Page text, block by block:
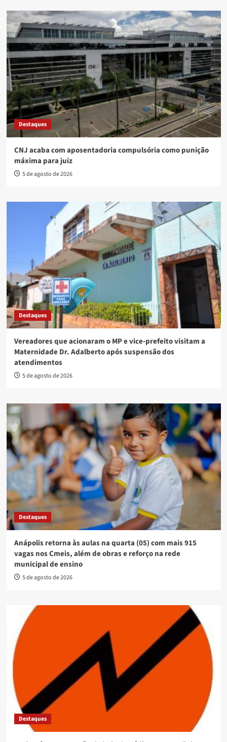
Destaques
CNJ acaba com aposentadoria compulsória como punição
máxima para juiz
5 de agosto de 2026
Destaques
Vereadores que acionaram o MP e vice-prefeito visitam a
Maternidade Dr. Adalberto após suspensão dos
atendimentos
5 de agosto de 2026
Destaques
Anápolis retorna às aulas na quarta (05) com mais 915
vagas nos Cmeis, além de obras e reforço na rede
municipal de ensino
5 de agosto de 2026
Destaques